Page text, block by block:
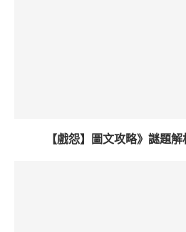
【戲怨】圖文攻略》謎題